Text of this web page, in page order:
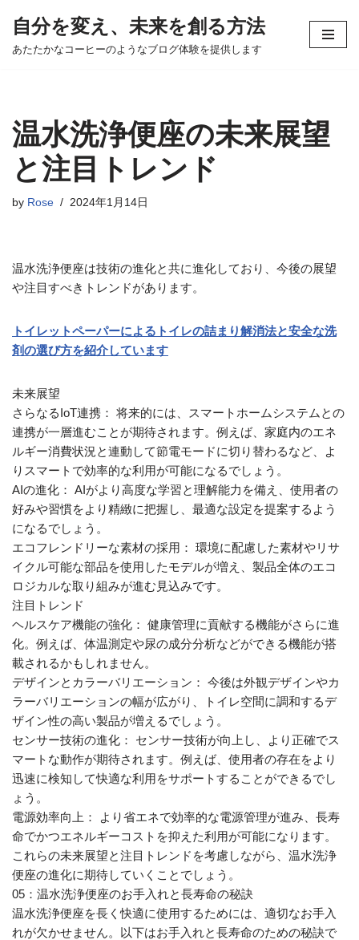
コ
ツ
へ
ス
キ
ッ
自分を変え、未来を創る方法
あたたかなコーヒーのようなブログ体験を提供します
温水洗浄便座の未来展望
と注目トレンド
by Rose 2024年1月14日
温水洗浄便座は技術の進化と共に進化しており、今後の展望
や注目すべきトレンドがあります。
トイレットペーパーによるトイレの詰まり解消法と安全な洗
剤の選び方を紹介しています
未来展望
さらなるIoT連携： 将来的には、スマートホームシステムとの
連携が一層進むことが期待されます。例えば、家庭内のエネ
ルギー消費状況と連動して節電モードに切り替わるなど、よ
りスマートで効率的な利用が可能になるでしょう。
AIの進化： AIがより高度な学習と理解能力を備え、使用者の
好みや習慣をより精緻に把握し、最適な設定を提案するよう
になるでしょう。
エコフレンドリーな素材の採用： 環境に配慮した素材やリサ
イクル可能な部品を使用したモデルが増え、製品全体のエコ
ロジカルな取り組みが進む見込みです。
注目トレンド
ヘルスケア機能の強化： 健康管理に貢献する機能がさらに進
化。例えば、体温測定や尿の成分分析などができる機能が搭
載されるかもしれません。
デザインとカラーバリエーション： 今後は外観デザインやカ
ラーバリエーションの幅が広がり、トイレ空間に調和するデ
ザイン性の高い製品が増えるでしょう。
センサー技術の進化： センサー技術が向上し、より正確でス
マートな動作が期待されます。例えば、使用者の存在をより
迅速に検知して快適な利用をサポートすることができるでし
ょう。
電源効率向上： より省エネで効率的な電源管理が進み、長寿
命でかつエネルギーコストを抑えた利用が可能になります。
これらの未来展望と注目トレンドを考慮しながら、温水洗浄
便座の進化に期待していくことでしょう。
05：温水洗浄便座のお手入れと長寿命の秘訣
温水洗浄便座を長く快適に使用するためには、適切なお手入
れが欠かせません。以下はお手入れと長寿命のための秘訣で